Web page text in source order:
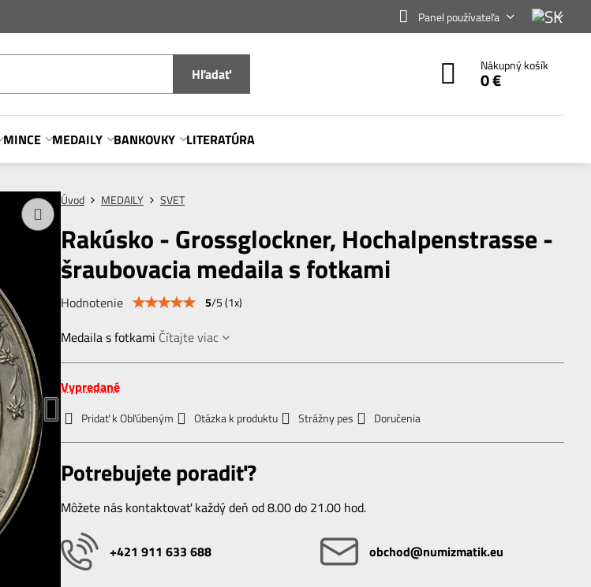
Panel používateľa
Hľadať Nákupný košík
0 €
MINCE MEDAILY BANKOVKY LITERATÚRA
Úvod MEDAILY SVET
Rakúsko - Grossglockner, Hochalpenstrasse -
šraubovacia medaila s fotkami
Hodnotenie 5/5(1x)
Medaila s fotkami Čítajte viac
Vypredané
Pridať k Obľúbeným Otázka k produktu Strážny pes Doručenia
Potrebujete poradiť?
Môžete nás kontaktovať každý deň od 8.00 do 21.00 hod.
+421 911 633 688 obchod​@numizmatik​.eu